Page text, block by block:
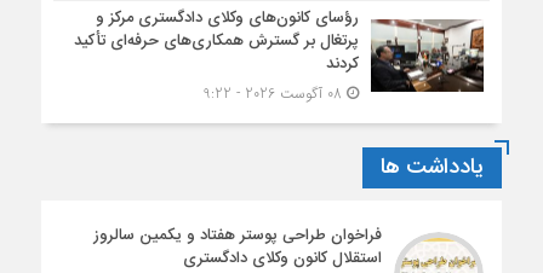
رؤسای کانون‌های وکلای دادگستری مرکز و
پرتغال بر گسترش همکاری‌های حرفه‌ای تأکید
کردند
یادداشت ها
فراخوان طراحی پوستر هفتاد و یکمین سالروز
استقلال کانون وکلای دادگستری